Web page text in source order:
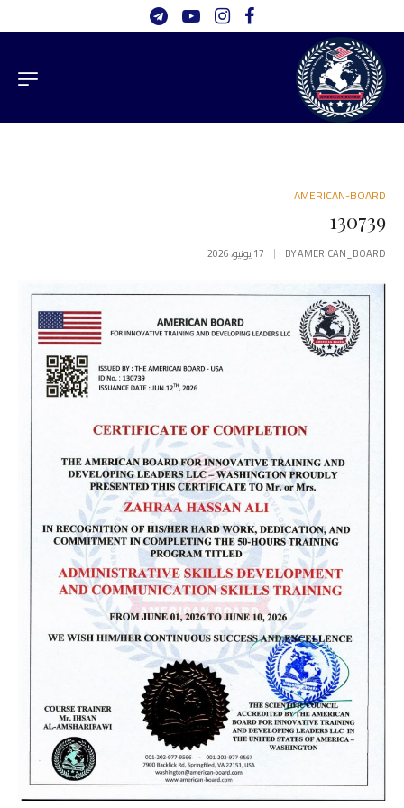
AMERICAN-BOARD
130739
BYAMERICAN_BOARD 17 يونيو، 2026